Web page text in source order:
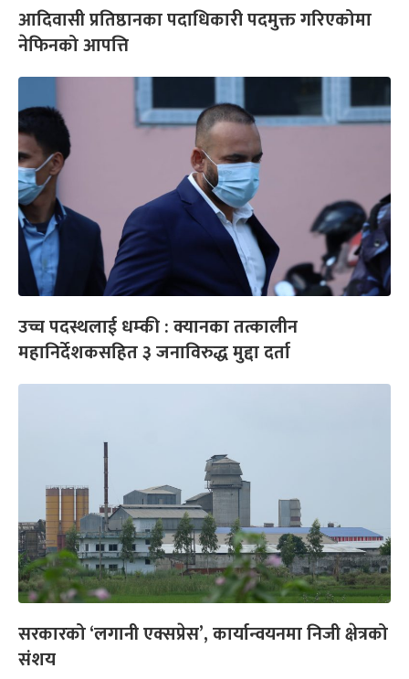
आदिवासी प्रतिष्ठानका पदाधिकारी पदमुक्त गरिएकोमा
नेफिनको आपत्ति
उच्च पदस्थलाई धम्की : क्यानका तत्कालीन
महानिर्देशकसहित ३ जनाविरुद्ध मुद्दा दर्ता
सरकारको ‘लगानी एक्सप्रेस’, कार्यान्वयनमा निजी क्षेत्रको
संशय